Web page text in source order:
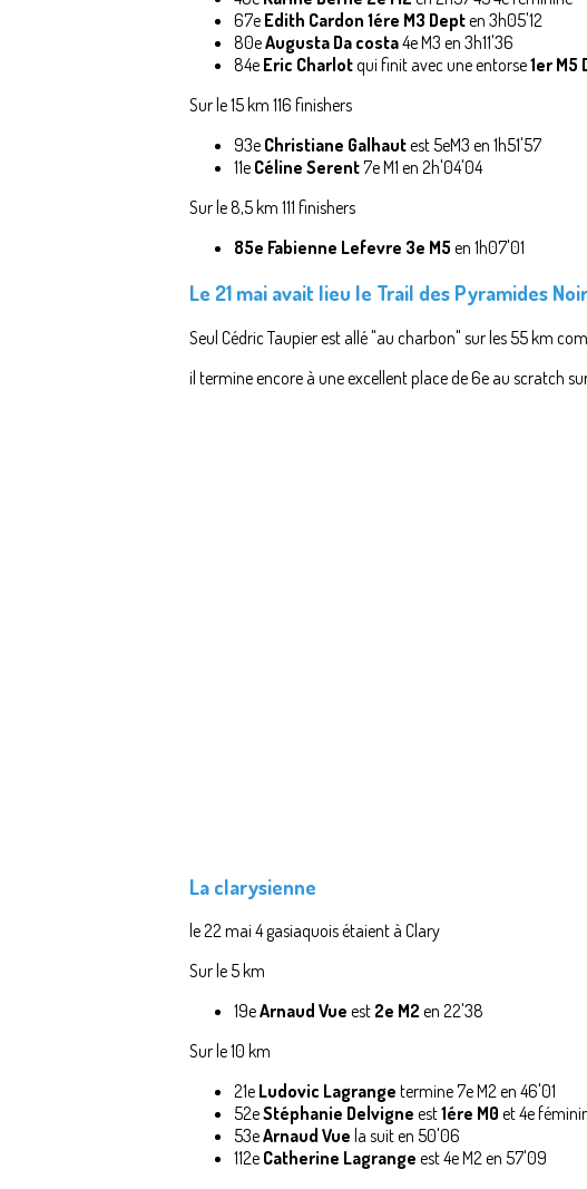
67e Edith Cardon 1ére M3 Depten 3h05'12
80eAugusta Da costa4e M3 en 3h11'36
84e Eric Charlotqui finit avec une entorse1er M5
Sur le 15 km 116 finishers
93e Christiane Galhautest 5eM3 en 1h51'57
11e Céline Serent7e M1 en 2h'04'04
Sur le 8,5 km 111 finishers
85e Fabienne Lefevre 3e M5 en 1h07'01
Le 21 mai avait lieu le Trail des Pyramides
Seul Cédric Taupier est allé "au charbon" sur les 55 km
il termine encore à une excellent place de 6e au scratch
La clarysienne
le 22 mai 4 gasiaquois étaient à Clary
Sur le 5 km
19eArnaud Vue est 2e M2 en 22'38
Sur le 10 km
21e Ludovic Lagrange termine 7e M2 en 46'01
52eStéphanie Delvigne est1ére M0 et 4e
53eArnaud Vue la suit en 50'06
112e Catherine Lagrange est 4e M2 en 57'09